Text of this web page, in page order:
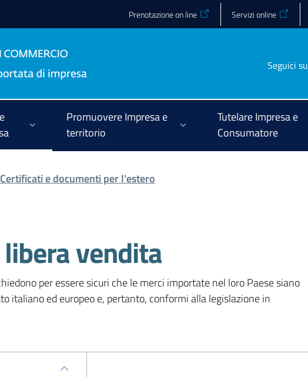
Prenotazione on line Servizi online
Seguici su
Promuovere Impresa e
territorio
Tutelare Impresa e
Consumatore
Certificati e documenti per l'estero
vendita
per essere sicuri che le merci importate nel loro Paese siano
italiano ed europeo e, pertanto, conformi alla legislazione in